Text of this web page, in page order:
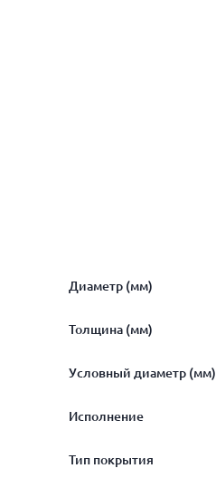
Диаметр (мм)
17
Толщина (мм)
Условный диаметр (мм)
Исполнение
Тип покрытия